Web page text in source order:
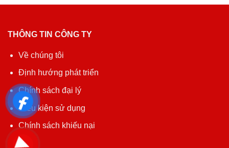
THÔNG TIN CÔNG TY
Về chúng tôi
Định hướng phát triển
Chính sách đại lý
Điều kiện sử dụng
Chính sách khiếu nại